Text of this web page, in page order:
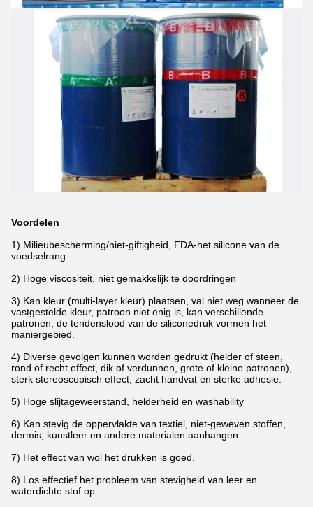
Voordelen
1) Milieubescherming/niet-giftigheid, FDA-het silicone van de
voedselrang
2) Hoge viscositeit, niet gemakkelijk te doordringen
3) Kan kleur (multi-layer kleur) plaatsen, val niet weg wanneer de
vastgestelde kleur, patroon niet enig is, kan verschillende
patronen, de tendenslood van de siliconedruk vormen het
maniergebied.
4) Diverse gevolgen kunnen worden gedrukt (helder of steen,
rond of recht effect, dik of verdunnen, grote of kleine patronen),
sterk stereoscopisch effect, zacht handvat en sterke adhesie.
5) Hoge slijtageweerstand, helderheid en washability
6) Kan stevig de oppervlakte van textiel, niet-geweven stoffen,
dermis, kunstleer en andere materialen aanhangen.
7) Het effect van wol het drukken is goed.
8) Los effectief het probleem van stevigheid van leer en
waterdichte stof op